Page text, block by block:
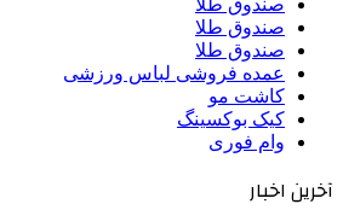
صندوق طلا
صندوق طلا
عمده فروشی لباس ورزشی
کاشت مو
کیک بوکسینگ
وام فوری
آخرین اخبار